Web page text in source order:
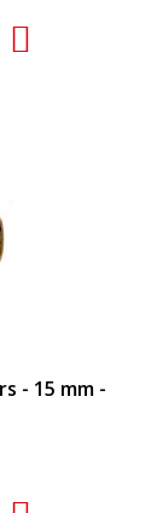
- 15 mm -